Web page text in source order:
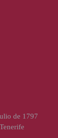
de 1797